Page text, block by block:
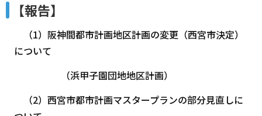
【報告】
（1）阪神間都市計画地区計画の変更（西宮市決定）
について
（浜甲子園団地地区計画）
（2）西宮市都市計画マスタープランの部分見直しに